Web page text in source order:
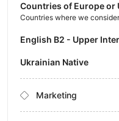
Countries of Europe or
Countries where we
English B2 - Upper
Ukrainian Native
Marketing